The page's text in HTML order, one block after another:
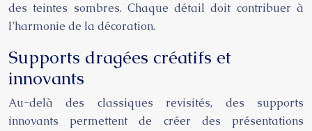
des teintes sombres. Chaque détail doit contribuer à
l’harmonie de la décoration.
Supports dragées créatifs et
innovants
Au-delà des classiques revisités, des supports
innovants permettent de créer des présentations